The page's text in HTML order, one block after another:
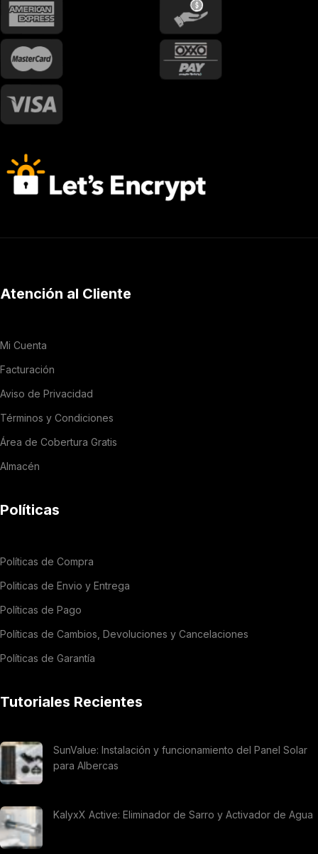
Atención al Cliente
Mi Cuenta
Facturación
Aviso de Privacidad
Términos y Condiciones
Área de Cobertura Gratis
Almacén
Políticas
Políticas de Compra
Politicas de Envio y Entrega
Políticas de Pago
Políticas de Cambios, Devoluciones y Cancelaciones
Políticas de Garantía
Tutoriales Recientes
SunValue: Instalación y funcionamiento del Panel Solar
para Albercas
KalyxX Active: Eliminador de Sarro y Activador de Agua